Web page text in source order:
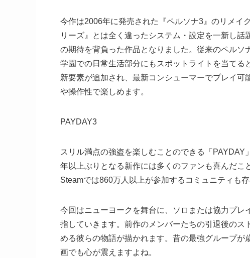
今作は2006年に発売された『ペルソナ3』のリメイ
リーズ』とは全く違ったシステム・設定を一新し
の期待を背負った作品となりました。従来のペル
学園での日常生活部分にもスポットライトを当て
新要素が追加され、最新コンシューマーでプレイ
や操作性で楽しめます。
PAYDAY3
スリル満点の強盗を楽しむことのできる「
年以上ぶりとなる新作には多くのファンも喜んだ
Steamでは860万人以上が参加するコミュニティも存
今回はニューヨークを舞台に、ソロまたは協力プレ
指していきます。前作のメンバーたちの引退後の
める彼らの物語が描かれます。昔の最強グループ
画でも心が震えますよね。